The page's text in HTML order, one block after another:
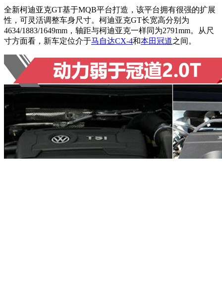
全新柯迪亚克GT基于MQB平台打造，该平台拥有很强的扩展
性，可灵活调整车身尺寸。柯迪亚克GT长宽高分别为
4634/1883/1649mm，轴距与柯迪亚克一样同为2791mm。从尺
寸方面看，新车定位介于马自达CX-4和本田冠道之间。